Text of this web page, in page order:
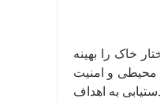
خاک را بهینه
و امنیت
به اهداف